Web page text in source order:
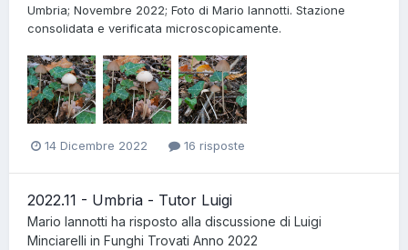
Umbria; Novembre 2022; Foto di Mario Iannotti. Stazione
consolidata e verificata microscopicamente.
14 Dicembre 2022 16 risposte
2022.11 - Umbria - Tutor Luigi
Mario Iannotti ha risposto alla discussione di Luigi
Minciarelli in Funghi Trovati Anno 2022